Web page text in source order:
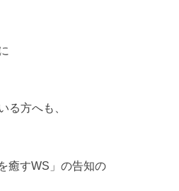
る方へも、
癒すWS」の告知の